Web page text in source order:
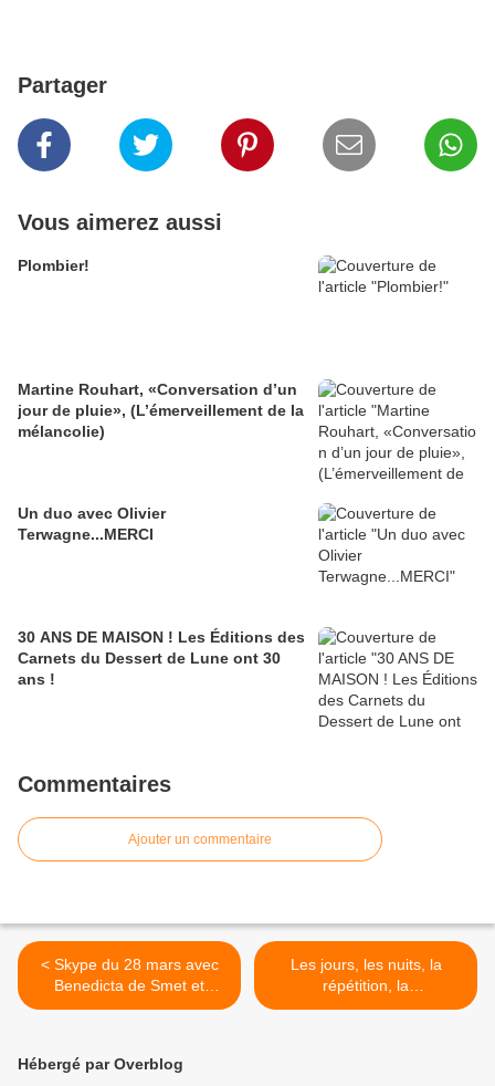
Partager
Vous aimerez aussi
Plombier!
Martine Rouhart, «Conversation d’un
jour de pluie», (L’émerveillement de la
mélancolie)
Un duo avec Olivier
Terwagne...MERCI
30 ANS DE MAISON ! Les Éditions des
Carnets du Dessert de Lune ont 30
ans !
Commentaires
Ajouter un commentaire
< Skype du 28 mars avec
Benedicta de Smet et
Michel Torrekens, animation
Les jours, les nuits, la
répétition, la
panne./31/03/2020 >
Hébergé par Overblog